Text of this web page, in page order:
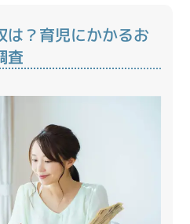
は？育児にかかるお
査